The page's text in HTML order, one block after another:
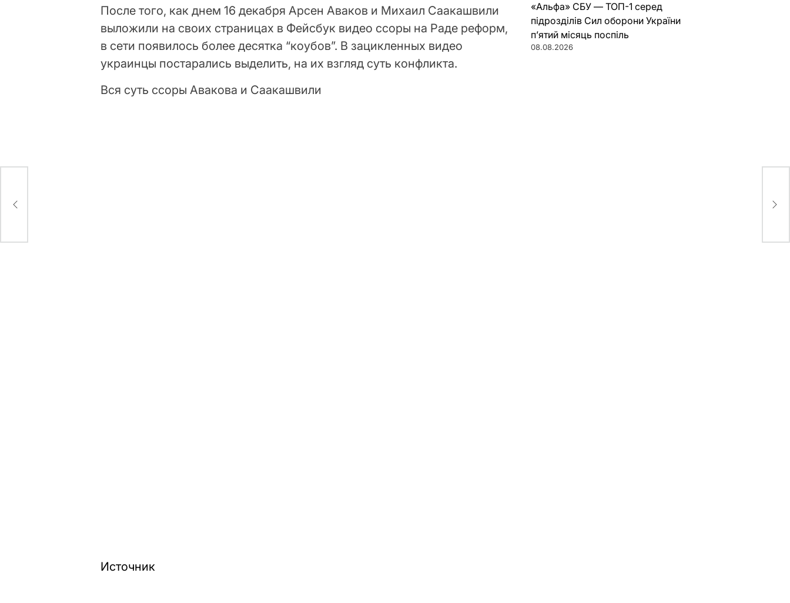
После того, как днем 16 декабря Арсен Аваков и Михаил Саакашвили
выложили на своих страницах в Фейсбук видео ссоры на Раде реформ,
в сети появилось более десятка “коубов”. В зацикленных видео
украинцы постарались выделить, на их взгляд суть конфликта.
Вся суть ссоры Авакова и Саакашвили
Источник
«Альфа» СБУ — ТОП-1 серед
підрозділів Сил оборони України
п’ятий місяць поспіль
08.08.2026